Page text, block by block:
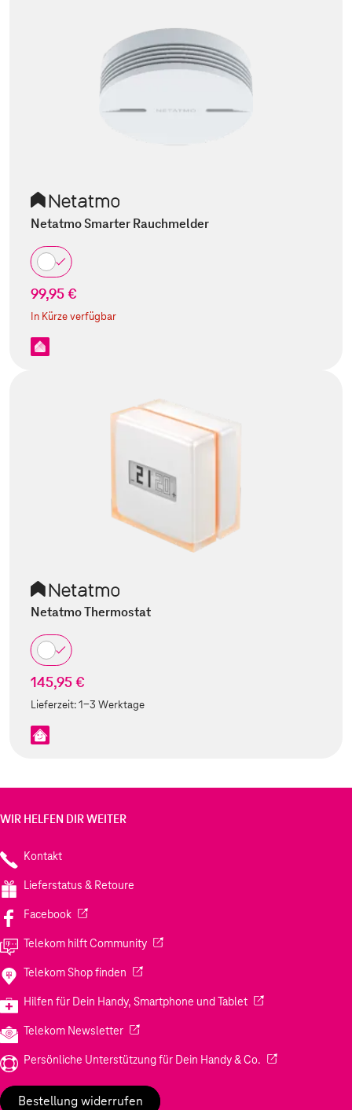
Netatmo Smarter Rauchmelder
99,95 €
In Kürze verfügbar
Netatmo Thermostat
145,95 €
Lieferzeit:1-3 Werktage
WIR HELFEN DIR WEITER
Kontakt
Lieferstatus & Retoure
Facebook(Wird in einem neuen Tab geöffnet)
Telekom hilft Community(Wird in einem neuen Tab geöffnet)
Telekom Shop finden (Wird in einem neuen Tab geöffnet)
Hilfen für Dein Handy, Smartphone und Tablet(Wird in einem
Telekom Newsletter(Wird in einem neuen Tab geöffnet)
Persönliche Unterstützung für Dein Handy & Co. (Wird in einem
Bestellung widerrufen